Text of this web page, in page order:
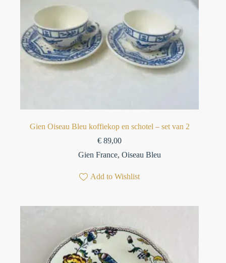
Gien Oiseau Bleu koffiekop en schotel – set van 2
€ 89,00
Gien France,Oiseau Bleu
Add to Wishlist